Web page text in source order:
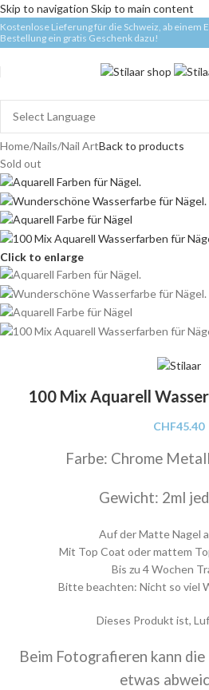
Skip to navigation Skip to main content
Kostenlose Lieferung für die Schweiz, ab einem
Bestellung ein gratis Geschenk dazu!
Home/Nails/Nail ArtBack to products
Sold out
Click to enlarge
100 Mix Aquarell
CHF45.40
Farbe: Chrome
Gewicht: 2ml
Auf der Matte Nagel
Mit Top Coat oder mattem
Bis zu 4 Wochen
Bitte beachten: Nicht so viel
Dieses Produkt ist,
Beim Fotografieren kann die
etwas